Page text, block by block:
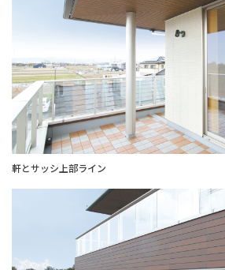
軒とサッシ上部ライン